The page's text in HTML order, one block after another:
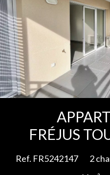
FRÉJUS
Ref. FR5242147 2